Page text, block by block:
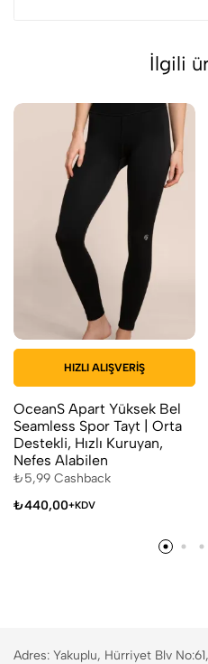
İlgili
HIZLI ALIŞVERIŞ
OceanS Apart Yüksek Bel
Seamless Spor Tayt | Orta
Destekli, Hızlı Kuruyan,
Nefes Alabilen
₺5,99 Cashback
₺440,00+KDV
Adres: Yakuplu, Hürriyet Blv